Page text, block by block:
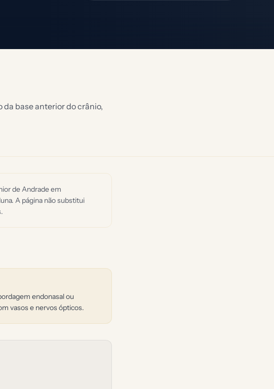
base anterior do crânio,
de Andrade em
A página não substitui
endonasal ou
vasos e nervos ópticos.